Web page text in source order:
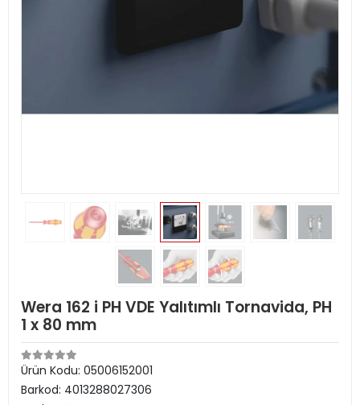
Wera 162 i PH VDE Yalıtımlı Tornavida, PH
1 x 80 mm
Ürün Kodu: 05006152001
Barkod: 4013288027306